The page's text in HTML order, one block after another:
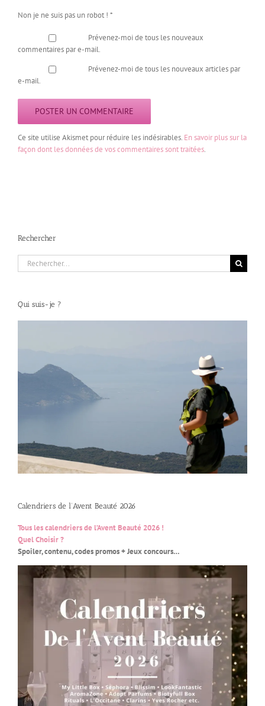
Non je ne suis pas un robot ! *
Prévenez-moi de tous les nouveaux
commentaires par e-mail.
Prévenez-moi de tous les nouveaux articles par
e-mail.
Ce site utilise Akismet pour réduire les indésirables. En savoir plus sur la
façon dont les données de vos commentaires sont traitées.
Rechercher
Rechercher:
Qui suis-je ?
Calendriers de l’Avent Beauté 2026
Tous les calendriers de l’Avent Beauté 2026 !
Quel Choisir ?
Spoiler, contenu, codes promos + Jeux concours…